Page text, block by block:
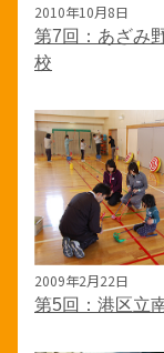
2010年10月8日
第7回：あざみ
校
2009年2月22日
第5回：港区立